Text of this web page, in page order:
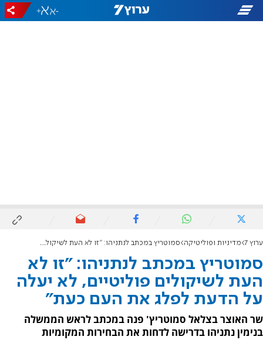
-
+
ערוץ 7 מדיניות ופוליטיקה סמוטריץ במכתב לנתניהו: "זו לא העת לשיקולים פוליטיים, לא יעלה על הדעת לפלג את העם כעת"
סמוטריץ במכתב לנתניהו: "זו לא
העת לשיקולים פוליטיים, לא יעלה
על הדעת לפלג את העם כעת"
שר האוצר בצלאל סמוטריץ' פנה במכתב לראש הממשלה
בנימין נתניהו בדרישה לדחות את הבחירות המקומיות